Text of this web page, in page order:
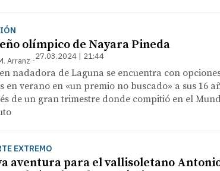
olímpico de Nayara Pineda
Arranz 27.03.2024 | 21:44
nadadora de Laguna se encuentra con
en verano en «un premio no buscado» a sus 16
de un gran trimestre donde compitió en el
EXTREMO
aventura para el vallisoletano